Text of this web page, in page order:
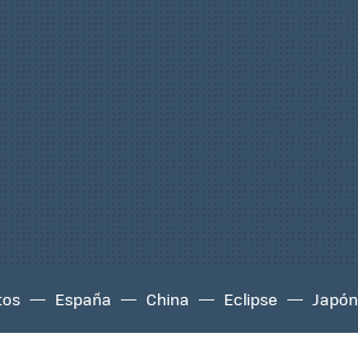
España China Eclipse Japón